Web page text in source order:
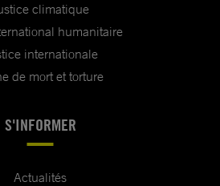
climatique
humanitaire
internationale
de mort et torture
S'INFORMER
Actualités